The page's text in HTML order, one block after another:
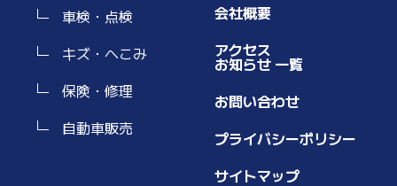
車検・点検
キズ・へこみ
保険・修理
自動車販売
会社概要
アクセス
お知らせ 一覧
お問い合わせ
プライバシーポリシー
サイトマップ